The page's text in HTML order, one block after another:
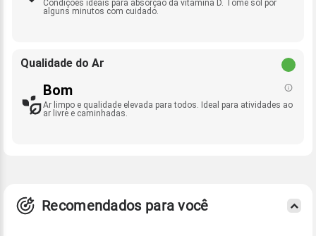
Condições ideais para absorção da vitamina D. Tome sol por
alguns minutos com cuidado.
Qualidade do Ar
Bom
Ar limpo e qualidade elevada para todos. Ideal para atividades ao
ar livre e caminhadas.
Recomendados para você